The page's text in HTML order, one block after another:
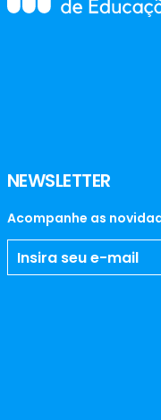
NEWSLETTER
Acompanhe as